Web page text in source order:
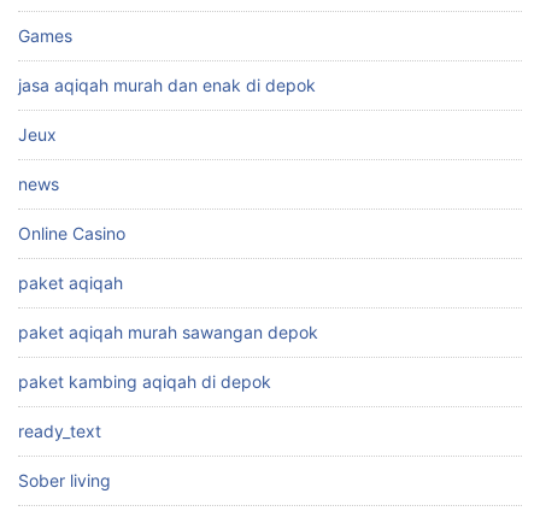
Games
jasa aqiqah murah dan enak di depok
Jeux
news
Online Casino
paket aqiqah
paket aqiqah murah sawangan depok
paket kambing aqiqah di depok
ready_text
Sober living